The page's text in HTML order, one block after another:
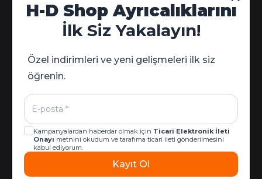
Hesabım
Sipariş Takip
Kampanya Detayları
© 2026 Harley-Davidson West & İzmir | Tüm Hakları Saklıdır |
H-D Shop Ayrıcalıklarını
İlk Siz Yakalayın!
Özel indirimleri ve yeni gelişmeleri ilk siz
öğrenin.
Kampanyalardan haberdar olmak için Ticari Elektronik İleti
Onayı metnini okudum ve tarafıma ticari ileti gönderilmesini
kabul ediyorum.
Kayıt Ol